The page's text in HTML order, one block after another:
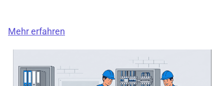
Mehr erfahren